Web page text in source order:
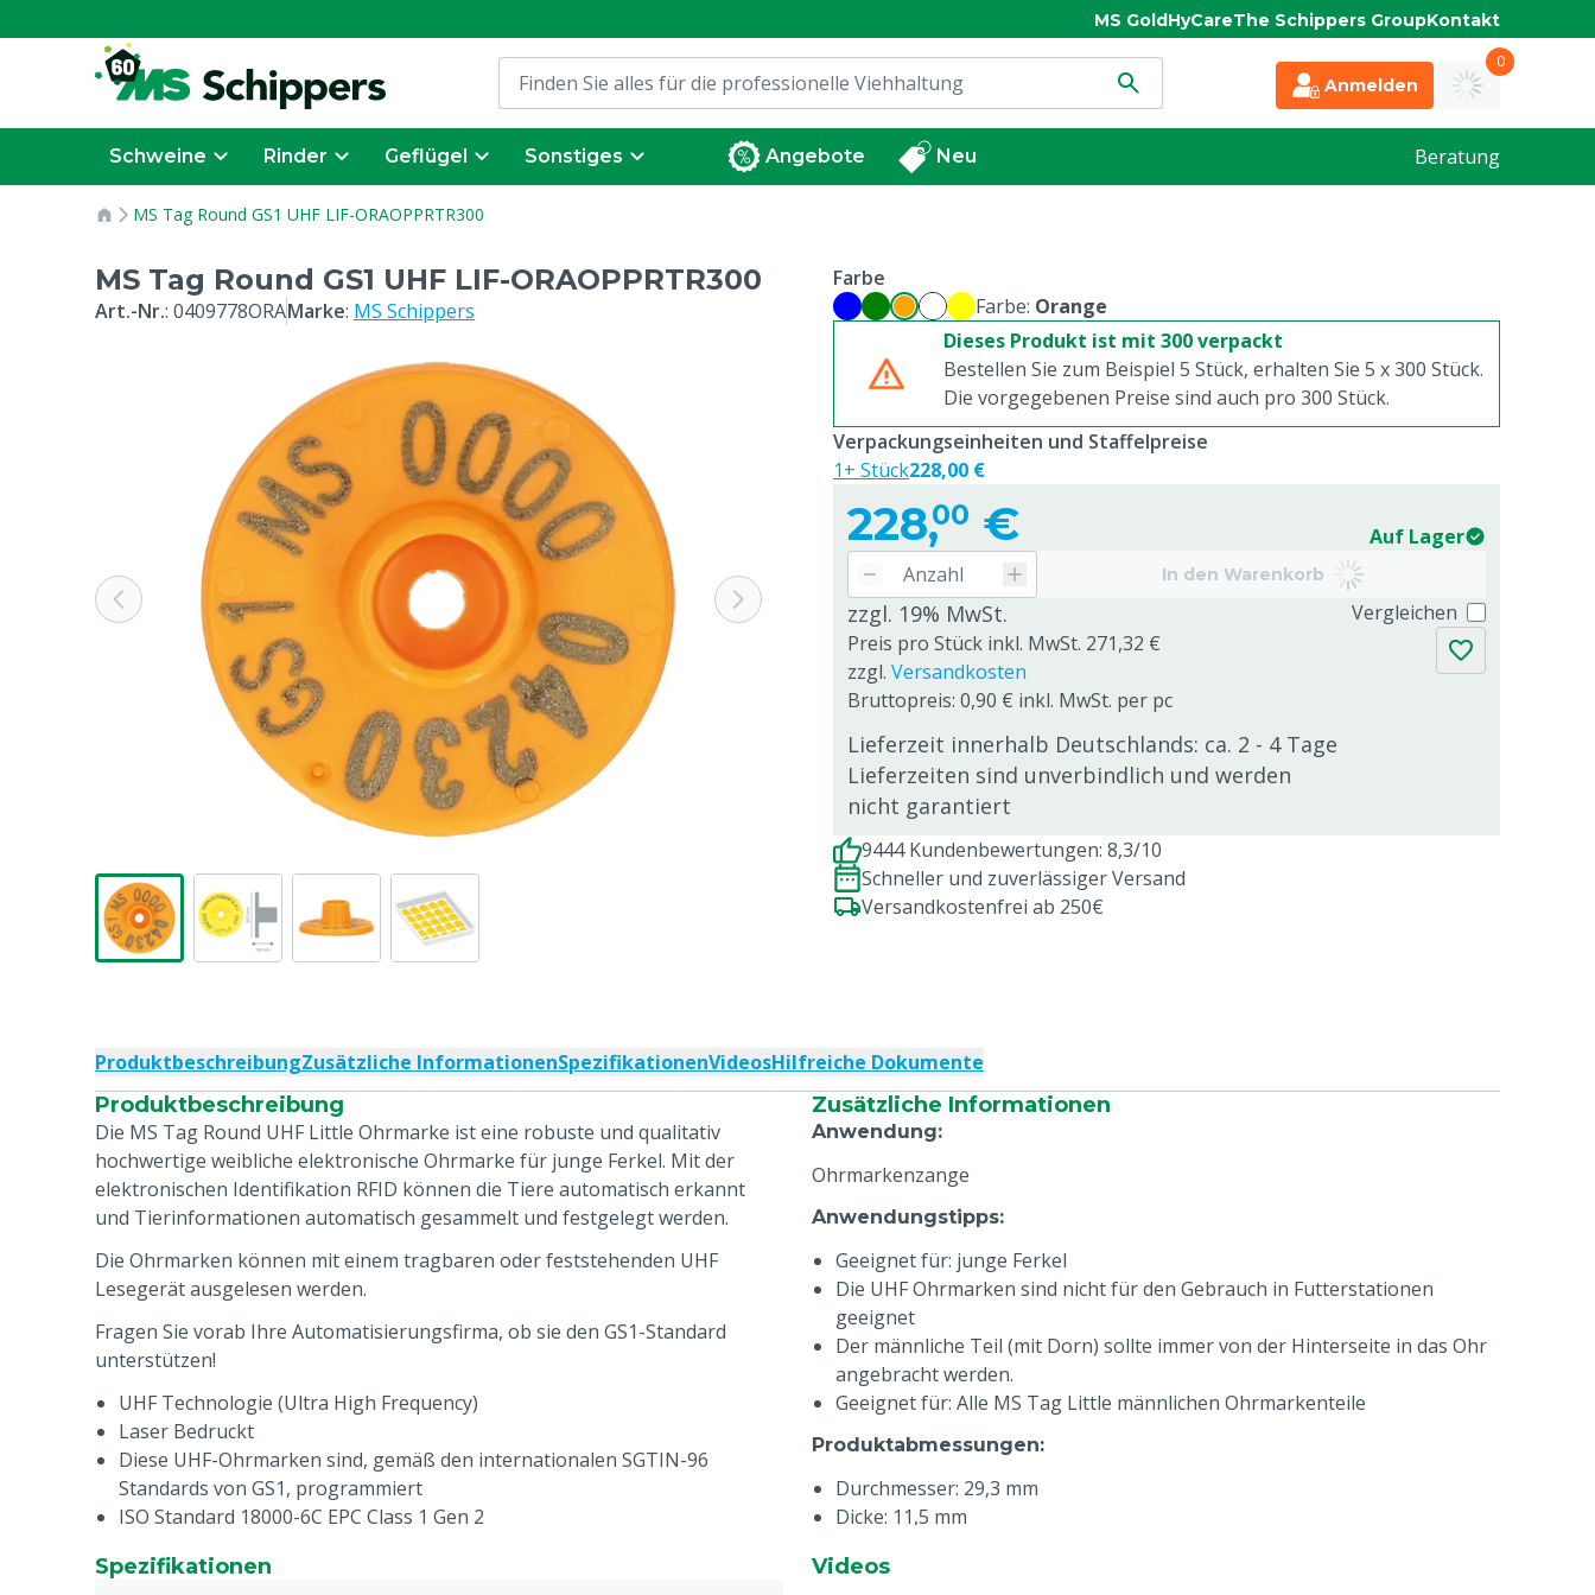
MS GoldHyCareThe Schippers GroupKontakt
Anmelden
0
Schweine Rinder Geflügel Sonstiges Angebote Neu Beratung
MS Tag Round GS1 UHF LIF-ORAOPPRTR300
MS Tag Round GS1 UHF LIF-ORAOPPRTR300
Art.-Nr.: 0409778ORAMarke: MS Schippers
Farbe
Farbe: Orange
Dieses Produkt ist mit 300 verpackt
Bestellen Sie zum Beispiel 5 Stück, erhalten Sie 5 x300 Stück.
Die vorgegebenen Preise sind auch pro 300 Stück.
228,00 € Auf Lager
In den Warenkorb
zzgl. 19% MwSt.
Preis pro Stück inkl. MwSt. 271,32 €
zzgl. Versandkosten
Bruttopreis: 0,90 € inkl. MwSt. per pc
Lieferzeit innerhalb Deutschlands: ca. 2 - 4 Tage
Lieferzeiten sind unverbindlich und werden
nicht garantiert
Vergleichen
Verpackungseinheiten und Staffelpreise
1+ Stück228,00 €
9444 Kundenbewertungen: 8,3/10
Schneller und zuverlässiger Versand
Versandkostenfrei ab 250€
ProduktbeschreibungZusätzliche InformationenSpezifikationenVideosHilfreiche Dokumente
Produktbeschreibung
Die MS Tag Round UHF Little Ohrmarke ist eine robuste und qualitativ
hochwertige weibliche elektronische Ohrmarke für junge Ferkel. Mit der
elektronischen Identifikation RFID können die Tiere automatisch erkannt
und Tierinformationen automatisch gesammelt und festgelegt werden.
Die Ohrmarken können mit einem tragbaren oder feststehenden UHF
Lesegerät ausgelesen werden.
Fragen Sie vorab Ihre Automatisierungsfirma, ob sie den GS1-Standard
unterstützen!
UHF Technologie (Ultra High Frequency)
Laser Bedruckt
Diese UHF-Ohrmarken sind, gemäß den internationalen SGTIN-96
Standards von GS1, programmiert
ISO Standard 18000-6C EPC Class 1 Gen 2
Flexibler Lesebereich
Zusätzliche Informationen
Anwendung:
Ohrmarkenzange
Anwendungstipps:
Geeignet für: junge Ferkel
Die UHF Ohrmarken sind nicht für den Gebrauch in Futterstationen
geeignet
Der männliche Teil (mit Dorn) sollte immer von der Hinterseite in das Ohr
angebracht werden.
Geeignet für: Alle MS Tag Little männlichen Ohrmarkenteile
Produktabmessungen:
Durchmesser: 29,3 mm
Dicke: 11,5 mm
Spezifikationen
Videos